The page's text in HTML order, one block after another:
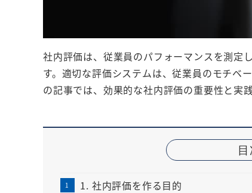
社内評価は、従業員のパフォーマンスを測定
す。適切な評価システムは、従業員のモチベ
の記事では、効果的な社内評価の重要性と実
目
1. 社内評価を作る目的